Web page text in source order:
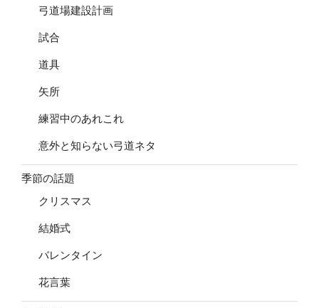
弓道場建設計画
試合
道具
矢所
練習中のあれこれ
意外と知らない弓道ネタ
季節の話題
クリスマス
結婚式
バレンタイン
花言葉